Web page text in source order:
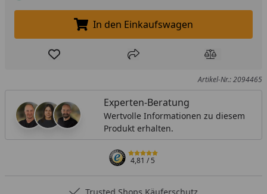
In den Einkaufswagen legen
In den Einkaufswagen
Produkt zur Wunschliste hinzufügen
Teilen Produkt
Artikel-Nr.: 2094465
Experten-Beratung
Wertvolle Informationen zu diesem
Produkt erhalten.
4,81/ 5